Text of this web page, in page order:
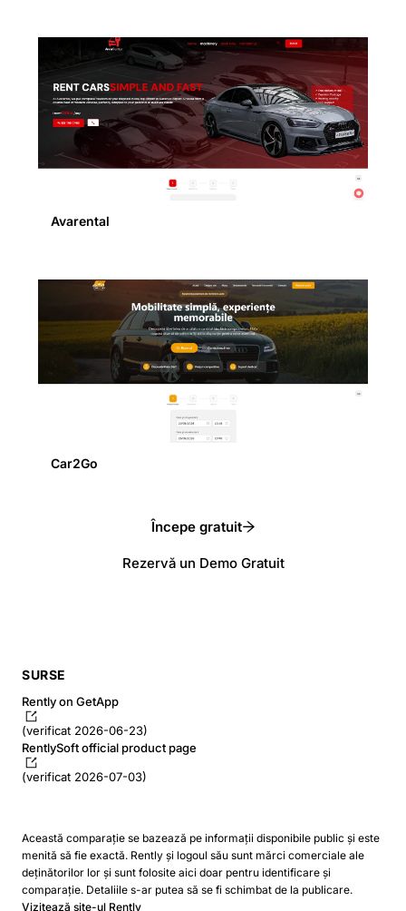
Avarental
Car2Go
Începe gratuit
Rezervă un Demo Gratuit
SURSE
Rently on GetApp
(verificat 2026-06-23)
RentlySoft official product page
(verificat 2026-07-03)
Această comparație se bazează pe informații disponibile public și este
menită să fie exactă. Rently și logoul său sunt mărci comerciale ale
deținătorilor lor și sunt folosite aici doar pentru identificare și
comparație. Detaliile s-ar putea să se fi schimbat de la publicare.
Vizitează site-ul Rently